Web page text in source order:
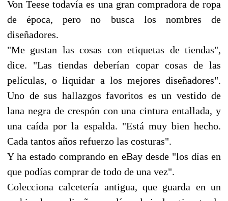
Von Teese todavía es una gran compradora de ropa
de época, pero no busca los nombres de
diseñadores.
"Me gustan las cosas con etiquetas de tiendas",
dice. "Las tiendas deberían copar cosas de las
películas, o liquidar a los mejores diseñadores".
Uno de sus hallazgos favoritos es un vestido de
lana negra de crespón con una cintura entallada, y
una caída por la espalda. "Está muy bien hecho.
Cada tantos años refuerzo las costuras".
Y ha estado comprando en eBay desde "los días en
que podías comprar de todo de una vez".
Colecciona calcetería antigua, que guarda en un